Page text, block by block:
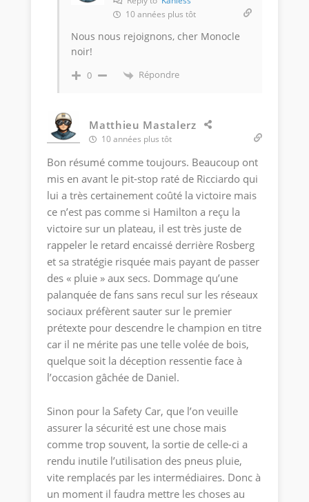
10 années plus tôt
Nous nous rejoignons, cher Monocle
noir!
0 Répondre
Matthieu Mastalerz
10 années plus tôt
Bon résumé comme toujours. Beaucoup ont
mis en avant le pit-stop raté de Ricciardo qui
lui a très certainement coûté la victoire mais
ce n’est pas comme si Hamilton a reçu la
victoire sur un plateau, il est très juste de
rappeler le retard encaissé derrière Rosberg
et sa stratégie risquée mais payant de passer
des « pluie » aux secs. Dommage qu’une
palanquée de fans sans recul sur les réseaux
sociaux préfèrent sauter sur le premier
prétexte pour descendre le champion en titre
car il ne mérite pas une telle volée de bois,
quelque soit la déception ressentie face à
l’occasion gâchée de Daniel.
Sinon pour la Safety Car, que l’on veuille
assurer la sécurité est une chose mais
comme trop souvent, la sortie de celle-ci a
rendu inutile l’utilisation des pneus pluie,
vite remplacés par les intermédiaires. Donc à
un moment il faudra mettre les choses au